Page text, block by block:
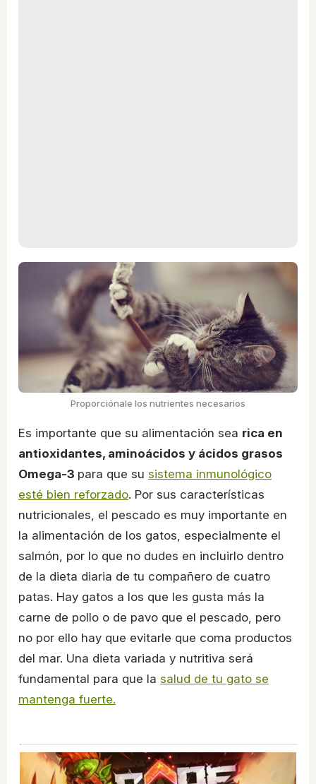
Proporciónale los nutrientes necesarios
Es importante que su alimentación sea rica en
antioxidantes, aminoácidos y ácidos grasos
Omega-3 para que su sistema inmunológico
esté bien reforzado. Por sus características
nutricionales, el pescado es muy importante en
la alimentación de los gatos, especialmente el
salmón, por lo que no dudes en incluirlo dentro
de la dieta diaria de tu compañero de cuatro
patas. Hay gatos a los que les gusta más la
carne de pollo o de pavo que el pescado, pero
no por ello hay que evitarle que coma productos
del mar. Una dieta variada y nutritiva será
fundamental para que la salud de tu gato se
mantenga fuerte.